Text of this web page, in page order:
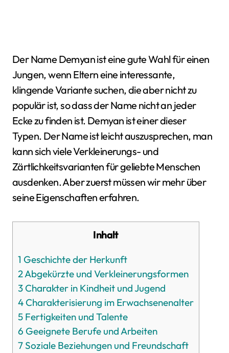
Der Name Demyan ist eine gute Wahl für einen
Jungen, wenn Eltern eine interessante,
klingende Variante suchen, die aber nicht zu
populär ist, so dass der Name nicht an jeder
Ecke zu finden ist. Demyan ist einer dieser
Typen. Der Name ist leicht auszusprechen, man
kann sich viele Verkleinerungs- und
Zärtlichkeitsvarianten für geliebte Menschen
ausdenken. Aber zuerst müssen wir mehr über
seine Eigenschaften erfahren.
Inhalt
1 Geschichte der Herkunft
2Abgekürzte und Verkleinerungsformen
3 Charakter in Kindheit und Jugend
4 Charakterisierung im Erwachsenenalter
5 Fertigkeiten und Talente
6 Geeignete Berufe und Arbeiten
7 Soziale Beziehungen und Freundschaft